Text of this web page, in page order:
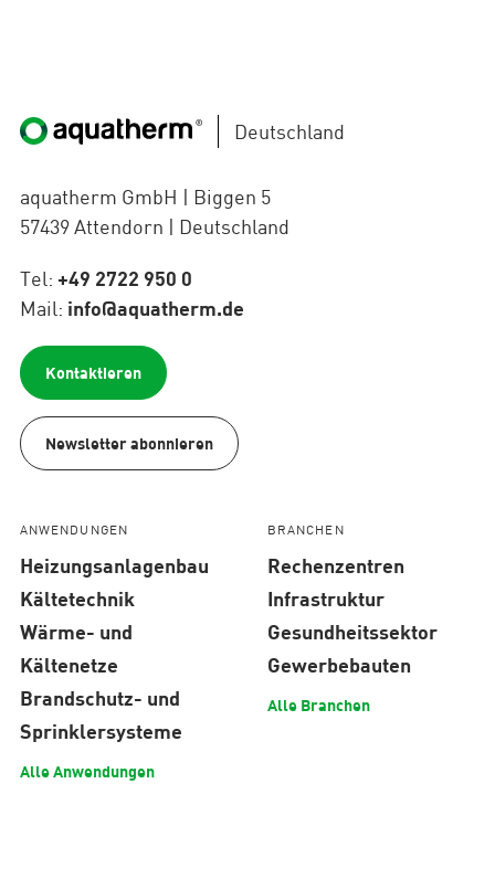
Deutschland
aquatherm GmbH | Biggen 5
57439 Attendorn | Deutschland
Tel: +49 2722 950 0
Mail: info@aquatherm.de
Kontaktieren
Newsletter abonnieren
ANWENDUNGEN
Heizungsanlagenbau
Kältetechnik
Wärme- und
Kältenetze
Brandschutz- und
Sprinklersysteme
Alle Anwendungen
BRANCHEN
Rechenzentren
Infrastruktur
Gesundheitssektor
Gewerbebauten
Alle Branchen